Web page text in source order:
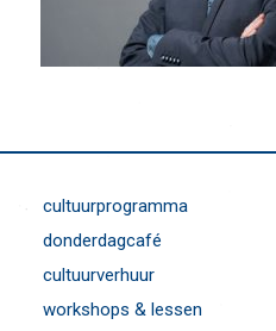
cultuurprogramma
donderdagcafé
cultuurverhuur
workshops & lessen